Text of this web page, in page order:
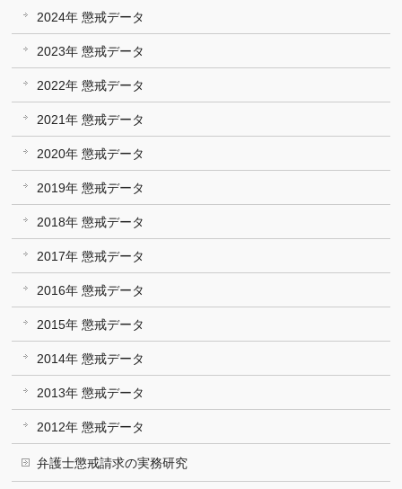
2024年 懲戒データ
2023年 懲戒データ
2022年 懲戒データ
2021年 懲戒データ
2020年 懲戒データ
2019年 懲戒データ
2018年 懲戒データ
2017年 懲戒データ
2016年 懲戒データ
2015年 懲戒データ
2014年 懲戒データ
2013年 懲戒データ
2012年 懲戒データ
弁護士懲戒請求の実務研究